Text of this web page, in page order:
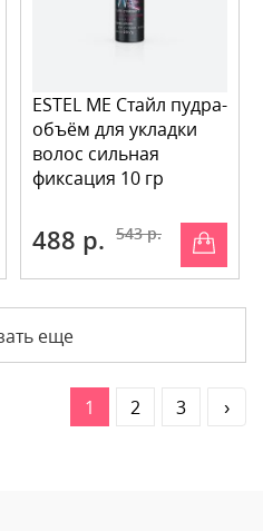
ESTEL ME Стайл пудра-
объём для укладки
волос сильная
фиксация 10 гр
488 р. 543 р.
еще
1 2 3 ›